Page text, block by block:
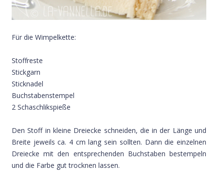
Für die Wimpelkette:
Stoffreste
Stickgarn
Sticknadel
Buchstabenstempel
2 Schaschlikspieße
Den Stoff in kleine Dreiecke schneiden, die in der Länge und
Breite jeweils ca. 4 cm lang sein sollten. Dann die einzelnen
Dreiecke mit den entsprechenden Buchstaben bestempeln
und die Farbe gut trocknen lassen.